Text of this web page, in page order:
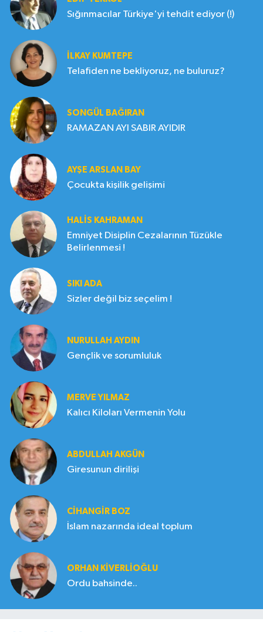
Sığınmacılar Türkiye'yi tehdit ediyor (!)
İLKAY KUMTEPE
Telafiden ne bekliyoruz, ne buluruz?
SONGÜL BAĞIRAN
RAMAZAN AYI SABIR AYIDIR
AYŞE ARSLAN BAY
Çocukta kişilik gelişimi
HALIS KAHRAMAN
Emniyet Disiplin Cezalarının Tüzükle
Belirlenmesi !
SIKI ADA
Sizler değil biz seçelim !
NURULLAH AYDIN
Gençlik ve sorumluluk
MERVE YILMAZ
Kalıcı Kiloları Vermenin Yolu
ABDULLAH AKGÜN
Giresunun dirilişi
CIHANGIR BOZ
İslam nazarında ideal toplum
ORHAN KIVERLIOĞLU
Ordu bahsinde..